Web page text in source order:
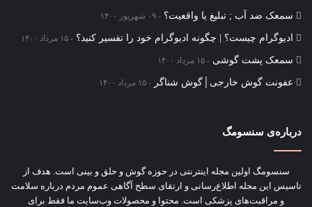
سمعک ضد آب ; تبلیغ یا واقعیت؟ ۰۹ شهریور ۱۴۰۰
ادیوگرام چیست؟ | چگونه ادیوگرام خود را تفسیر کنید؟ ۱۵ مرداد ۱۴۰۰
سمعک‌ پشت گوشی ۱۵ مرداد ۱۴۰۰
عفونت گوش خارجی│گوش شناگر ۱۵ مرداد ۱۴۰۰
درباره‌ی سنسومگ
سنسومگ اولین مجله اینترنتی در حوزه گوش و حلق و بینی است. هدف از
تاسیس این مجله اطلاع‌رسانی و ارتقای سطح آگاهی عموم مردم درباره سلامت
و مراقبت‌های پزشکی است. محتوا و محصولات وب‌سایت ما فقط برای